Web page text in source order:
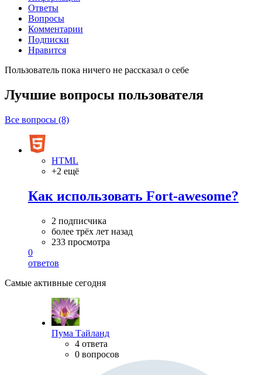
Ответы
Вопросы
Комментарии
Подписки
Нравится
Пользователь пока ничего не рассказал о себе
Лучшие вопросы пользователя
Все вопросы (8)
HTML
+2 ещё
Как использовать Fort-awesome?
2 подписчика
более трёх лет назад
233 просмотра
0
ответов
Самые активные сегодня
Пума Тайланд
4 ответа
0 вопросов